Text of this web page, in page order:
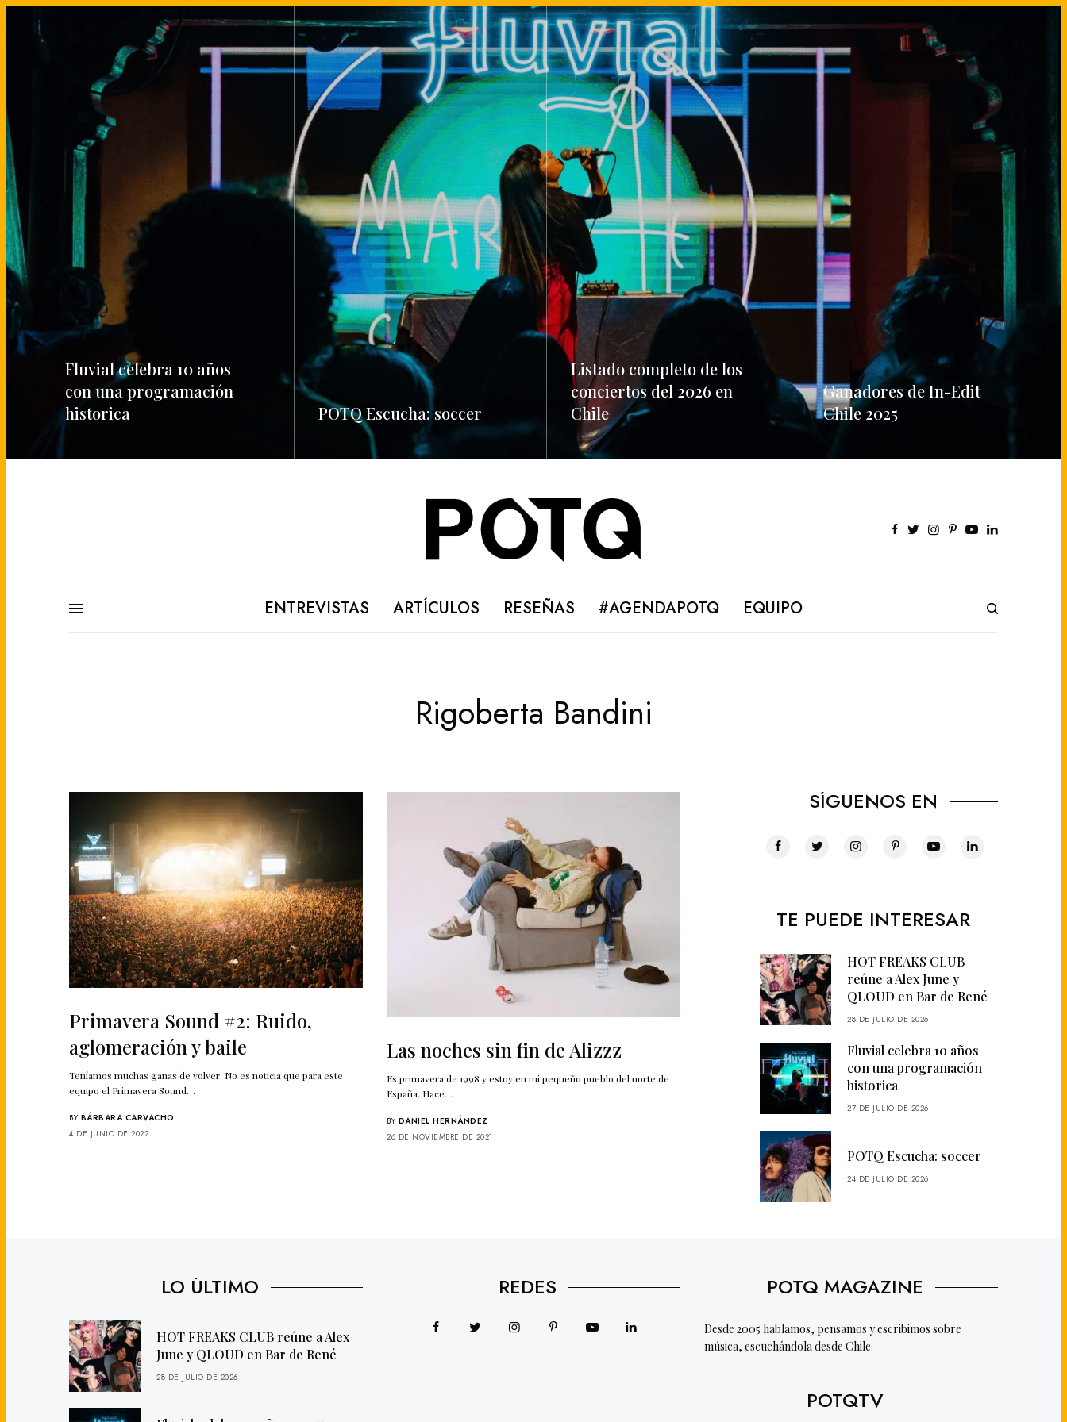
Fluvial celebra 10 años
con una programación
historica
POTQ Escucha: soccer
Listado completo de los
conciertos del 2026 en
Chile
READ MORE
Ganadores de In-Edit
Chile 2025
ENTREVISTAS ARTÍCULOS RESEÑAS #AGENDAPOTQ EQUIPO
Rigoberta Bandini
Primavera Sound #2: Ruido,
aglomeración y baile
Teníamos muchas ganas de volver. No es noticia que para este
equipo el Primavera Sound…
BY BÁRBARA CARVACHO
4 DE JUNIO DE 2022
Las noches sin fin de Alizzz
Es primavera de 1998 y estoy en mi pequeño pueblo del norte de
España. Hace…
BY DANIEL HERNÁNDEZ
26 DE NOVIEMBRE DE 2021
SÍGUENOS EN
TE PUEDE INTERESAR
HOT FREAKS CLUB
reúne a Alex June y
QLOUD en Bar de René
28 DE JULIO DE 2026
Fluvial celebra 10 años
con una programación
historica
27 DE JULIO DE 2026
POTQ Escucha: soccer
24 DE JULIO DE 2026
LO ÚLTIMO
HOT FREAKS CLUB reúne a Alex
June y QLOUD en Bar de René
28 DE JULIO DE 2026
REDES POTQ MAGAZINE
Desde 2005 hablamos, pensamos y escribimos sobre
música, escuchándola desde Chile.
POTQTV